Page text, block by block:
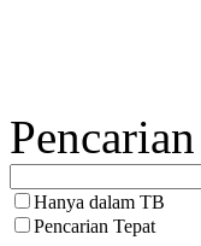
Hanya dalam TB
Pencarian Tepat